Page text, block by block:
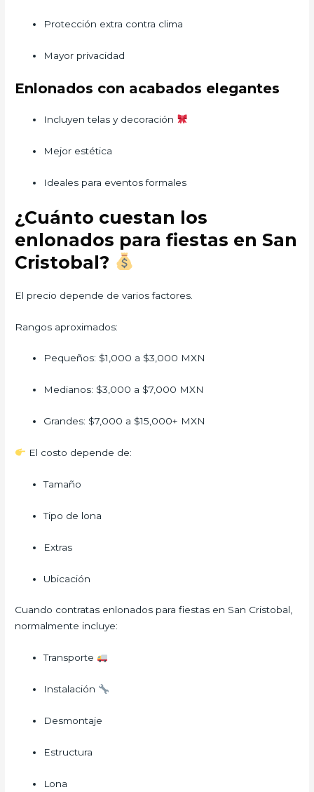
Protección extra contra clima
Mayor privacidad
Enlonados con acabados elegantes
Incluyen telas y decoración
Mejor estética
Ideales para eventos formales
¿Cuánto cuestan los
enlonados para fiestas en San
Cristobal?
El precio depende de varios factores.
Rangos aproximados:
Pequeños: $1,000 a $3,000 MXN
Medianos: $3,000 a $7,000 MXN
Grandes: $7,000 a $15,000+ MXN
El costo depende de:
Tamaño
Tipo de lona
Extras
Ubicación
Cuando contratas enlonados para fiestas en San Cristobal,
normalmente incluye:
Transporte
Instalación
Desmontaje
Estructura
Lona